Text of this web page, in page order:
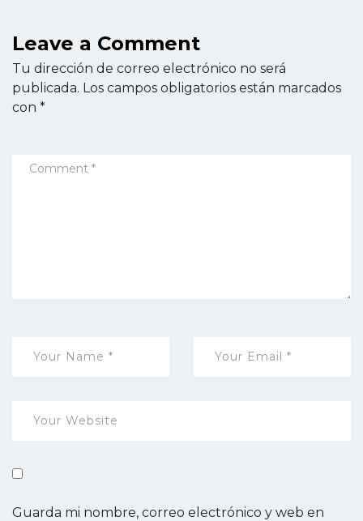
Leave a Comment
Tu dirección de correo electrónico no será
publicada. Los campos obligatorios están marcados
con *
Guarda mi nombre, correo electrónico y web en